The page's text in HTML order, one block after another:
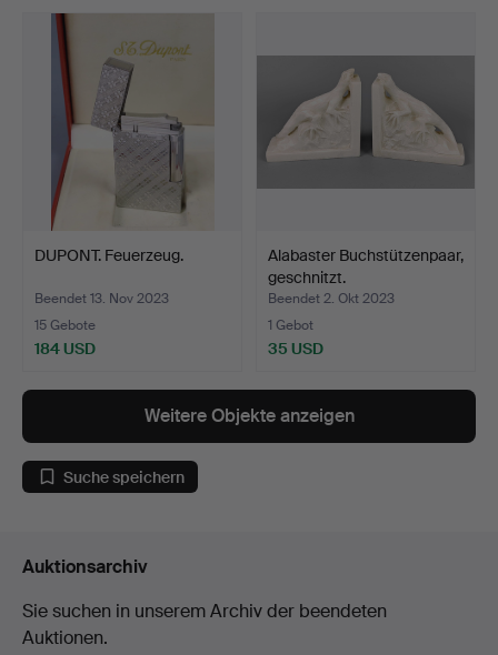
DUPONT. Feuerzeug.
Beendet 13. Nov 2023
15 Gebote
184 USD
Alabaster Buchstützenpaar,
geschnitzt.
Beendet 2. Okt 2023
1 Gebot
35 USD
Weitere Objekte anzeigen
Suche speichern
Auktionsarchiv
Sie suchen in unserem Archiv der beendeten
Auktionen.